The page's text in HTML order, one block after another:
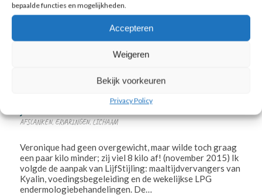
bepaalde functies en mogelijkheden.
Accepteren
Weigeren
Bekijk voorkeuren
Privacy Policy
Ook voor een paar kilootjes
AFSLANKEN,ERVARINGEN,LICHAAM
Veronique had geen overgewicht, maar wilde toch graag
een paar kilo minder; zij viel 8 kilo af! (november 2015) Ik
volgde de aanpak van LijfStijling: maaltijdvervangers van
Kyalin, voedingsbegeleiding en de wekelijkse LPG
endermologiebehandelingen. De…